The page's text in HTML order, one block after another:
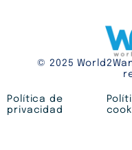
© 2025
Política de
privacidad